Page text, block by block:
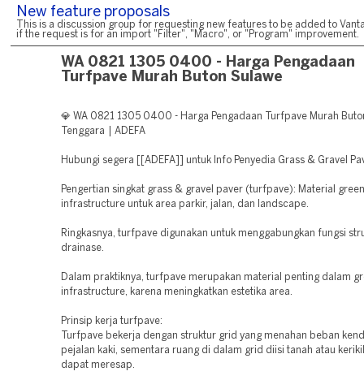
New feature proposals
This is a discussion group for requesting new features to be added to
if the request is for an import "Filter", "Macro", or "Program" improvement.
WA 0821 1305 0400 - Harga Pengadaan
Turfpave Murah Buton Sulawe
💎 WA 0821 1305 0400 - Harga Pengadaan Turfpave Murah
Tenggara | ADEFA
Hubungi segera [[ADEFA]] untuk Info Penyedia Grass & Gravel
Pengertian singkat grass & gravel paver (turfpave): Material green
infrastructure untuk area parkir, jalan, dan landscape.
Ringkasnya, turfpave digunakan untuk menggabungkan fungsi
drainase.
Dalam praktiknya, turfpave merupakan material penting dalam
infrastructure, karena meningkatkan estetika area.
Prinsip kerja turfpave:
Turfpave bekerja dengan struktur grid yang menahan beban
pejalan kaki, sementara ruang di dalam grid diisi tanah atau
dapat meresap.